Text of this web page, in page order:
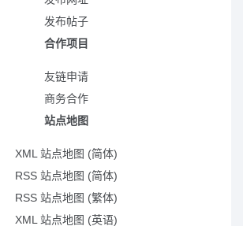
发布帖子
合作项目
友链申请
商务合作
站点地图
XML 站点地图 (简体)
RSS 站点地图 (简体)
RSS 站点地图 (繁体)
XML 站点地图 (英语)